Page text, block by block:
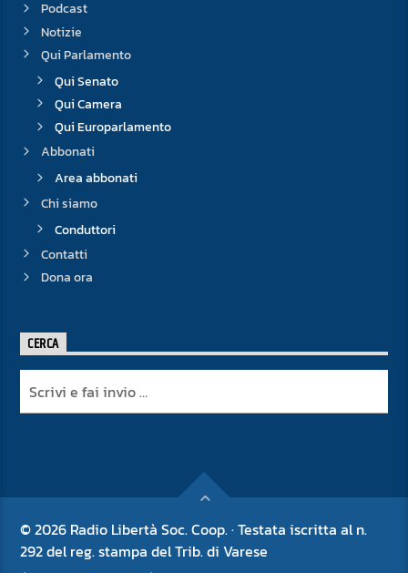
Podcast
Notizie
Qui Parlamento
Qui Senato
Qui Camera
Qui Europarlamento
Abbonati
Area abbonati
Chi siamo
Conduttori
Contatti
Dona ora
CERCA
© 2026 Radio Libertà Soc. Coop. · Testata iscritta al n.
292 del reg. stampa del Trib. di Varese